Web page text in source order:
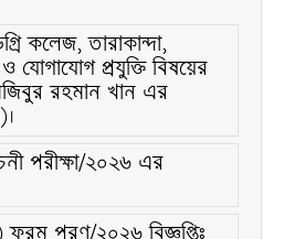
কলেজ, তারাকান্দা,
প্রযুক্তি বিষয়ের
রহমান খান এর
পরীক্ষা/২০২৬ এর
পূরণ/২০২৬ বিজ্ঞপ্তিঃ